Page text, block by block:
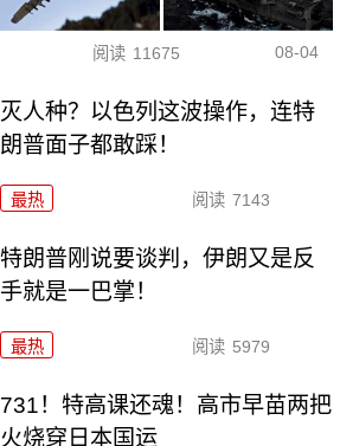
阅读 11675 08-04
灭人种？以色列这波操作，连特
朗普面子都敢踩！
最热 阅读 7143
特朗普刚说要谈判，伊朗又是反
手就是一巴掌！
最热 阅读 5979
731！特高课还魂！高市早苗两把
火烧穿日本国运